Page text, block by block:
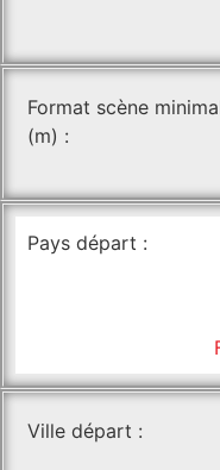
Format scène
(m) :
Pays départ :
Ville départ :